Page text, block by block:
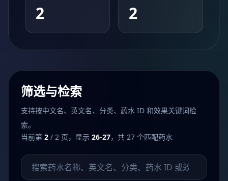
2 2
筛选与检索
支持按中文名、英文名、分类、药水 ID 和效果关键词检
索。
当前第 2 / 2 页，显示 26-27，共 27 个匹配药水
搜索药水